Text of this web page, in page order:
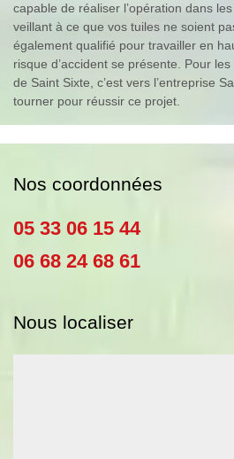
capable de réaliser l’opération dans
veillant à ce que vos tuiles ne soient
également qualifié pour travailler en
risque d’accident se présente. Pour
de Saint Sixte, c’est vers l’entreprise
tourner pour réussir ce projet.
Nos coordonnées
05 33 06 15 44
06 68 24 68 61
Nous localiser